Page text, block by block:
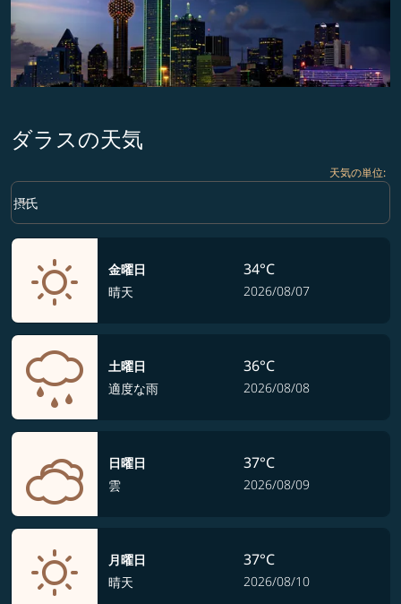
ダラスの天気
天気の単位:
Weather unit option 摂氏 Selected
摂氏
keyboard_arrow_down
金曜日
晴天
34°C
2026/08/07
土曜日
適度な雨
36°C
2026/08/08
日曜日
雲
37°C
2026/08/09
月曜日
晴天
37°C
2026/08/10